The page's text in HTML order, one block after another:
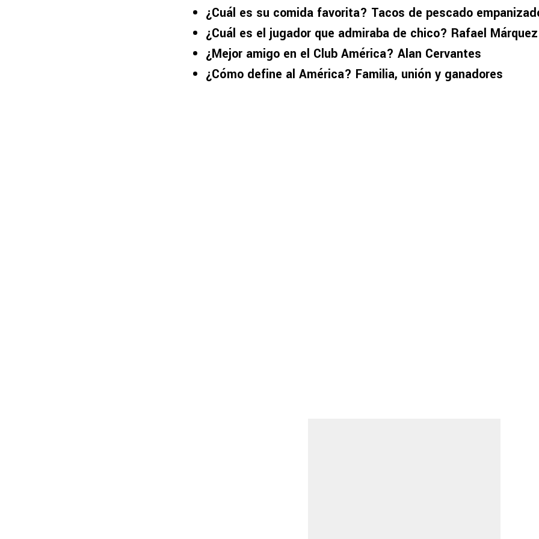
¿Cuál es su comida favorita? Tacos de pescado
¿Cuál es el jugador que admiraba de chico? Rafael Márquez
¿Mejor amigo en el Club América? Alan Cervantes
¿Cómo define al América? Familia, unión y ganadores